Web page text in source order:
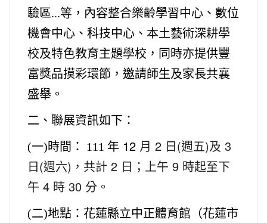
驗區...等，內容整合樂齡學習中心、數位
機會中心、科技中心、本土藝術深耕學
校及特色教育主題學校，同時亦提供豐
富獎品摸彩環節，邀請師生及家長共襄
盛舉。
二、聯展資訊如下：
(一)時間： 111 年 12 月 2 日(週五)及 3
日(週六)，共計 2 日；上午 9 時起至下
午 4 時 30 分。
(二)地點：花蓮縣立中正體育館（花蓮市